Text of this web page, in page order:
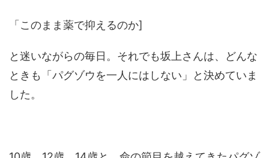
「このまま薬で抑えるのか]
と迷いながらの毎日。それでも坂上さんは、どんな
ときも「パグゾウを一人にはしない」と決めていま
した。